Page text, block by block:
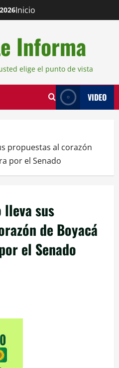
Inicio
Informa
elige el punto de vista
VIDEO
propuestas al corazón
por el Senado
lleva sus
de Boyacá
el Senado